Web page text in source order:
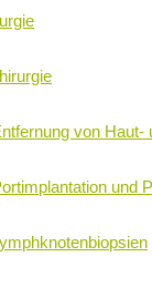
von Haut-
und
und der
wie zum